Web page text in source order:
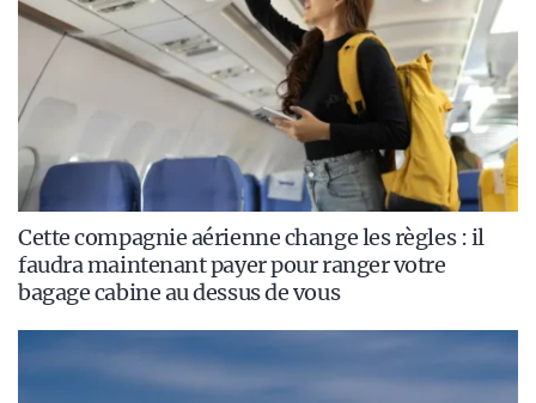
Cette compagnie aérienne change les règles : il
faudra maintenant payer pour ranger votre
bagage cabine au dessus de vous